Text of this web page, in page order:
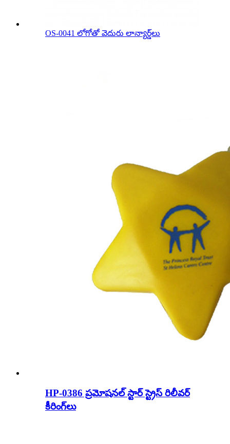
OS-0041 లోగోతో వెదురు లాన్యార్డ్‌లు
HP-0386 ప్రమోషనల్ స్టార్ స్ట్రెస్ రిలీవర్
కీరింగ్‌లు